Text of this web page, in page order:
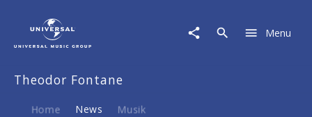
News
Menu
Theodor Fontane
Home News Musik